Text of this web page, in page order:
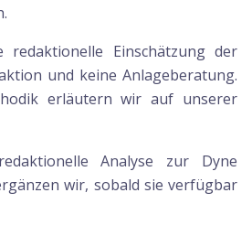
Einschätzung der
und keine Anlageberatung.
erläutern wir auf unserer
Analyse zur Dyne
wir, sobald sie verfügbar